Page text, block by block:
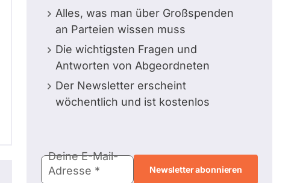
Alles, was man über Großspenden
an Parteien wissen muss
Die wichtigsten Fragen und
Antworten von Abgeordneten
Der Newsletter erscheint
wöchentlich und ist kostenlos
Mail-
Deine E-Mail-
Adresse